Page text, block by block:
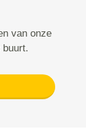
van onze